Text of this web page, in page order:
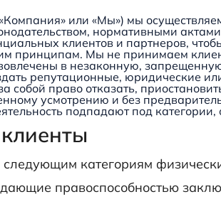
или «Мы») мы
нормативными
клиентов и партнеров,
принципам. Мы не принимаем
в незаконную,
репутационные, юридические
право отказать,
усмотрению и без
подпадают под
категориям
правоспособностью